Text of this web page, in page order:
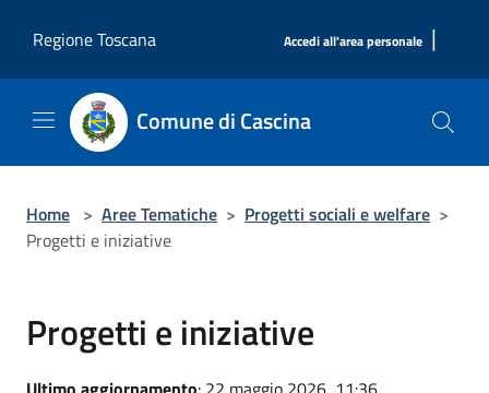
Regione Toscana
Accedi all'area personale |
Comune di Cascina
Home > Aree Tematiche > Progetti sociali e welfare >
Progetti e iniziative
Progetti e iniziative